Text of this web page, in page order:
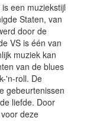
een muziekstijl
Staten, van
door de
VS is één van
muziek kan
van de blues
'n-roll. De
gebeurtenissen
liefde. Door
deze